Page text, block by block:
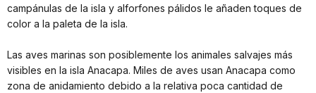
campánulas de la isla y alforfones pálidos le añaden toques de
color a la paleta de la isla.
Las aves marinas son posiblemente los animales salvajes más
visibles en la isla Anacapa. Miles de aves usan Anacapa como
zona de anidamiento debido a la relativa poca cantidad de